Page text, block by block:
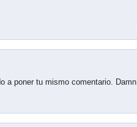
a poner tu mismo comentario. Damn